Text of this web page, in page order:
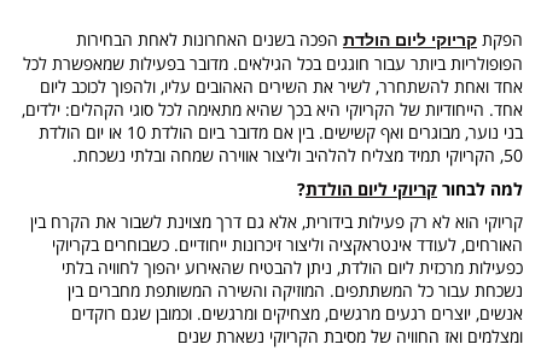
הפקת קריוקי ליום הולדת הפכה בשנים האחרונות לאחת הבחירות
הפופולריות ביותר עבור חוגגים בכל הגילאים. מדובר בפעילות שמאפשרת לכל
אחד ואחת להשתחרר, לשיר את השירים האהובים עליו, ולהפוך לכוכב ליום
אחד. הייחודיות של הקריוקי היא בכך שהיא מתאימה לכל סוגי הקהלים: ילדים,
בני נוער, מבוגרים ואף קשישים. בין אם מדובר ביום הולדת 10 או יום הולדת
50, הקריוקי תמיד מצליח להלהיב וליצור אווירה שמחה ובלתי נשכחת.
למה לבחור קריוקי ליום הולדת?
קריוקי הוא לא רק פעילות בידורית, אלא גם דרך מצוינת לשבור את הקרח בין
האורחים, לעודד אינטראקציה וליצור זיכרונות ייחודיים. כשבוחרים בקריוקי
כפעילות מרכזית ליום הולדת, ניתן להבטיח שהאירוע יהפוך לחוויה בלתי
נשכחת עבור כל המשתתפים. המוזיקה והשירה המשותפת מחברים בין
אנשים, יוצרים רגעים מרגשים, מצחיקים ומרגשים. וכמובן שגם רוקדים
ומצלמים ואז החוויה של מסיבת הקריוקי נשארת שנים